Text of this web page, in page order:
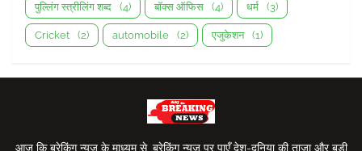
पुल्लिंग स्त्रीलिंग शब्द (4) बॉक्स ऑफिस (4) धर्म (3)
Cricket (2) automobile (2) एजुकेशन (1)
आज कि ब्रेकिंग न्यूज के माध्यम से, ब्रेकिंग न्यूज़ पर पाएँ देश-दुनिया की ताज़ा और बड़ी